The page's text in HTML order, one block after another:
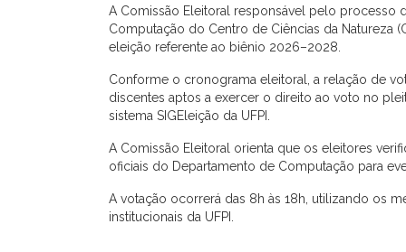
A Comissão Eleitoral responsável pelo processo
Computação do Centro de Ciências da Natureza
eleição referente ao biênio 2026–2028.
Conforme o cronograma eleitoral, a relação de
discentes aptos a exercer o direito ao voto no
sistema SIGEleição da UFPI.
A Comissão Eleitoral orienta que os eleitores
oficiais do Departamento de Computação para
A votação ocorrerá das 8h às 18h, utilizando os
institucionais da UFPI.